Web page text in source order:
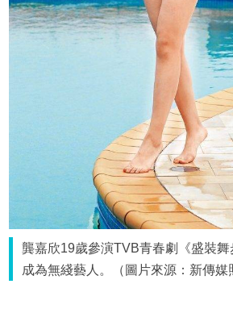
龔嘉欣19歲參演TVB青春劇《盛裝
成為無綫藝人。（圖片來源：新傳媒